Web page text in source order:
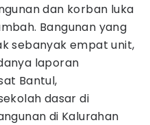
dan korban luka
Bangunan yang
sebanyak empat unit,
laporan
Bantul,
dasar di
di Kalurahan